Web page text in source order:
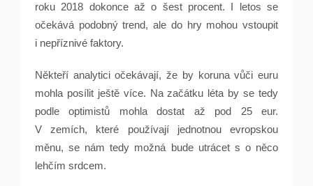
roku 2018 dokonce až o šest procent. I letos se
očekává podobný trend, ale do hry mohou vstoupit
i nepříznivé faktory.
Někteří analytici očekávají, že by koruna vůči euru
mohla posílit ještě více. Na začátku léta by se tedy
podle optimistů mohla dostat až pod 25 eur.
V zemích, které používají jednotnou evropskou
měnu, se nám tedy možná bude utrácet s o něco
lehčím srdcem.